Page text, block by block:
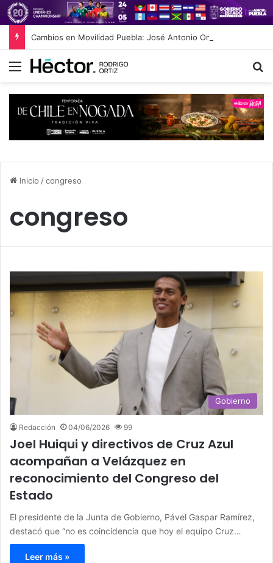
Menú
Inicio /congreso
congreso
Gobierno
Redacción 04/06/2026 99
Joel Huiqui y directivos de Cruz Azul
acompañan a Velázquez en
reconocimiento del Congreso del
Estado
El presidente de la Junta de Gobierno, Pável Gaspar Ramírez,
destacó que “no es coincidencia que hoy el equipo Cruz…
Leer más »